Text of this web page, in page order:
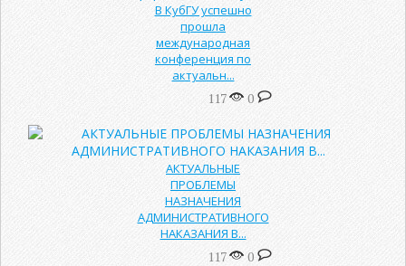
В КубГУ успешно
прошла
международная
конференция по
актуальн...
117 0
АКТУАЛЬНЫЕ
ПРОБЛЕМЫ
НАЗНАЧЕНИЯ
АДМИНИСТРАТИВНОГО
НАКАЗАНИЯ В...
117 0